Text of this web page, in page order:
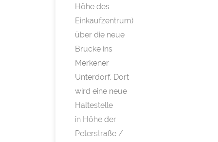
Höhe des
Einkaufzentrum)
über die neue
Brücke ins
Merkener
Unterdorf. Dort
wird eine neue
Haltestelle
in Höhe der
Peterstraße /